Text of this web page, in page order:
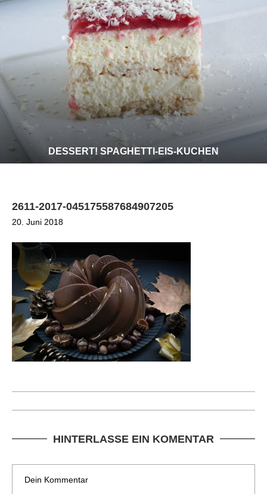
DESSERT! SPAGHETTI-EIS-KUCHEN
2611-2017-045175587684907205
20. Juni 2018
HINTERLASSE EIN KOMENTAR